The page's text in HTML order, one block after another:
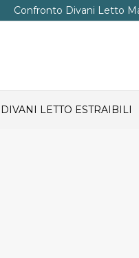
Confronto Divani Letto
DIVANI LETTO ESTRAIBILI